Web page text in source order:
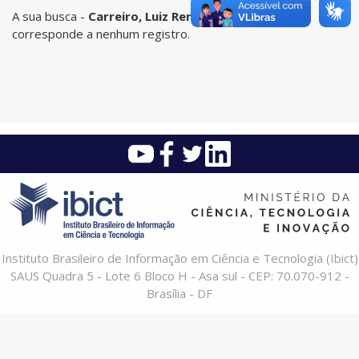
A sua busca - Carreiro, Luiz Renato Rodrigues
corresponde a nenhum registro.
Instituto Brasileiro de Informação em Ciência e Tecnologia (Ibict)
SAUS Quadra 5 - Lote 6 Bloco H - Asa sul - CEP: 70.070-912 -
Brasília - DF